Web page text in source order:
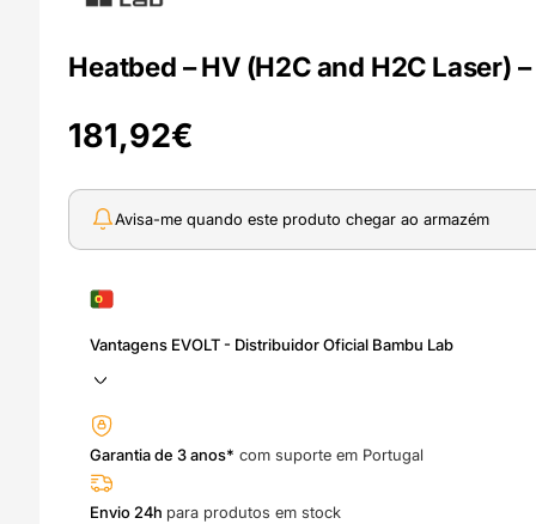
Heatbed – HV (H2C and H2C Laser)
181,92€
Avisa-me quando este produto chegar ao armazém
Vantagens EVOLT - Distribuidor Oficial Bambu Lab
Garantia de 3 anos* com suporte em Portugal
Envio 24h para produtos em stock